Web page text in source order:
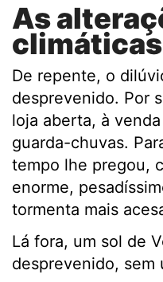
As
climáticas
De repente, o
desprevenido. Por
loja aberta, à
guarda-chuvas.
tempo lhe pregou,
enorme,
tormenta mais
Lá fora, um sol de
desprevenido, sem